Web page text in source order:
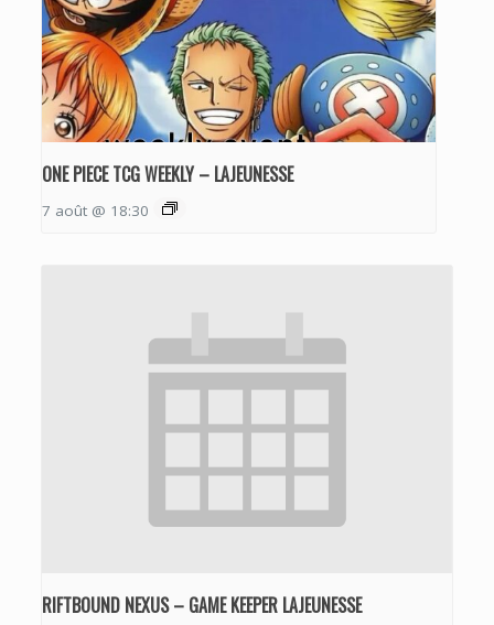
ONE PIECE TCG WEEKLY – LAJEUNESSE
7 août @ 18:30
RIFTBOUND NEXUS – GAME KEEPER LAJEUNESSE